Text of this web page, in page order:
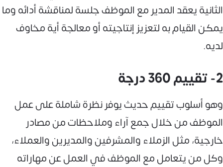
الثانية يعقد المدير مع الموظف جلسة لمناقشة أدائه وما
يمكن القيام به لتعزيز إنتاجيته أو معالجة أية مخاوف
لديه.
2- تقييم 360 درجة
وهو أسلوب تقييم حديث يوفر نظرة شاملة على عمل
الموظف من خلال جمع آراء وملاحظات من مصادر
خارجية، مثل الزملاء والمشرفين والمديرين والعملاء،
وكل من يتعامل مع الموظف في العمل عن مهاراته